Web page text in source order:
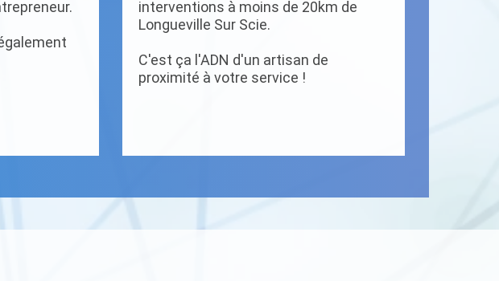
interventions à moins de 20km de
Longueville Sur Scie.
C'est ça l'ADN d'un artisan de
proximité à votre service !